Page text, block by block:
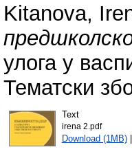
Kitanova,
улога у
Тематски
Text
irena 2.pdf
Download (1MB)|